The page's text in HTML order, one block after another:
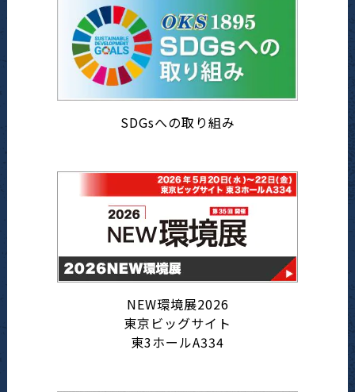
SDGsへの取り組み
NEW環境展2026
東京ビッグサイト
東3ホールA334